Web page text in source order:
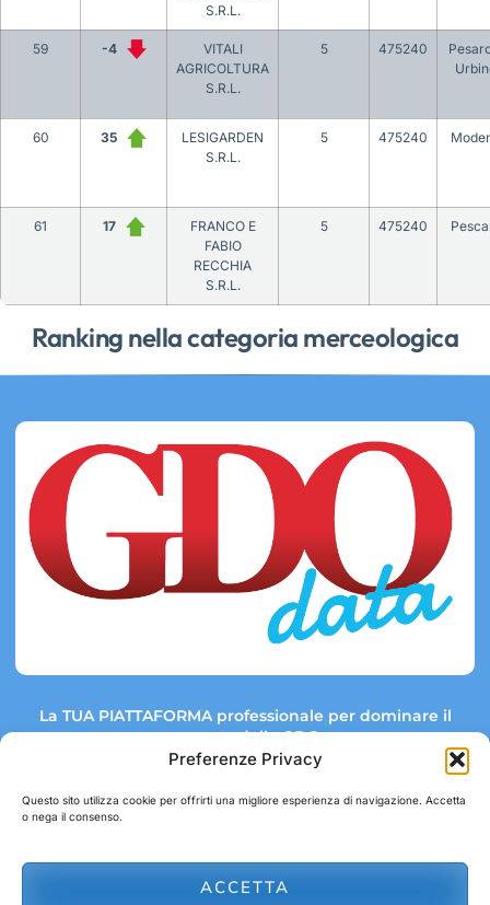
Preferenze Privacy
Questo sito utilizza cookie per offrirti una migliore esperienza di navigazione. Accetta
o nega il consenso.
ACCETTA
Ranking nella categoria merceologica
S.R.L.
59 -4
VITALI
AGRICOLTURA
S.R.L.
5 475240
60 35
LESIGARDEN
S.R.L.
5 475240
61 17
FRANCO E
FABIO
RECCHIA
S.R.L.
5 475240
La TUA PIATTAFORMA professionale per dominare il
mercato della GDO.
Link rapidi:
abbonamenti@gdodata.it